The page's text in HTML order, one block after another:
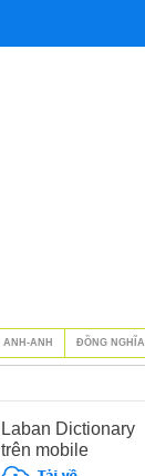
Laban Dictionary
trên mobile
ANH-ANH ĐỒNG NGHĨA